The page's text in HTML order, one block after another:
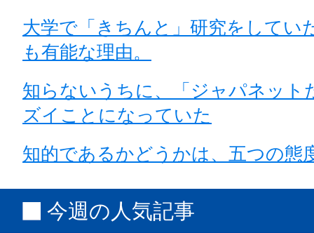
大学で「きちんと」研究をしてい
も有能な理由。
知らないうちに、「ジャパネット
ズイことになっていた
知的であるかどうかは、五つの態
今週の人気記事